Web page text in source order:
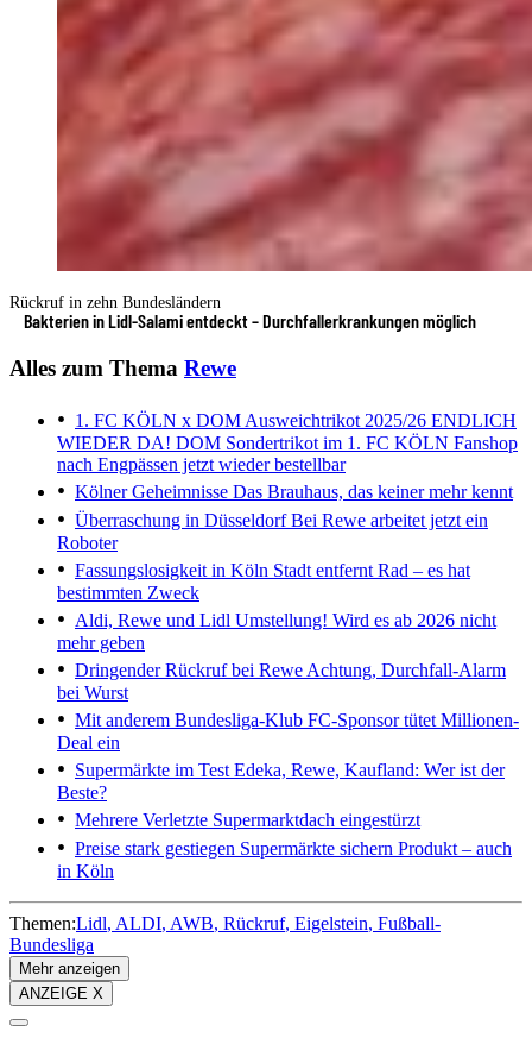
Rückruf in zehn Bundesländern
Bakterien in Lidl-Salami entdeckt – Durchfallerkrankungen möglich
Alles zum Thema Rewe
1. FC KÖLN x DOM Ausweichtrikot 2025/26 ENDLICH
WIEDER DA! DOM Sondertrikot im 1. FC KÖLN Fanshop
nach Engpässen jetzt wieder bestellbar
Kölner Geheimnisse Das Brauhaus, das keiner mehr kennt
Überraschung in DüsseldorfBei Rewe arbeitet jetzt ein
Roboter
Fassungslosigkeit in Köln Stadt entfernt Rad – es hat
bestimmten Zweck
Aldi, Rewe und Lidl Umstellung! Wird es ab 2026 nicht
mehr geben
Dringender Rückruf bei Rewe Achtung, Durchfall-Alarm
bei Wurst
Mit anderem Bundesliga-Klub FC-Sponsor tütet Millionen-
Deal ein
Supermärkte im Test Edeka, Rewe, Kaufland: Wer ist der
Beste?
Mehrere Verletzte Supermarktdach eingestürzt
Preise stark gestiegen Supermärkte sichern Produkt – auch
in Köln
Themen:Lidl ALDI AWB Rückruf Eigelstein Fußball-
Bundesliga
Mehr anzeigen
ANZEIGE X